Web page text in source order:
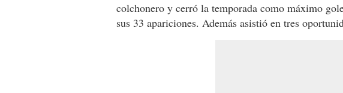
colchonero y cerró la temporada como máximo
sus 33 apariciones. Además asistió en tres